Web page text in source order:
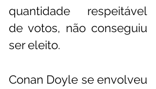
quantidade respeitável
de votos, não conseguiu
ser eleito.
Conan Doyle se envolveu